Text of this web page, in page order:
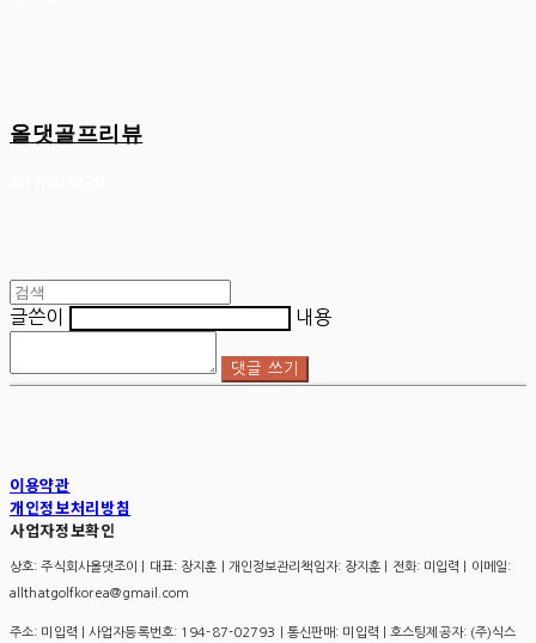
올댓골프리뷰
글쓴이 내용
댓글 쓰기
이용약관
개인정보처리방침
사업자정보확인
상호: 주식회사올댓조이 | 대표: 장지훈 | 개인정보관리책임자: 장지훈 | 전화: 미입력 | 이메일:
allthatgolfkorea@gmail.com
주소: 미입력 | 사업자등록번호: 194-87-02793 | 통신판매: 미입력 | 호스팅제공자: (주)식스